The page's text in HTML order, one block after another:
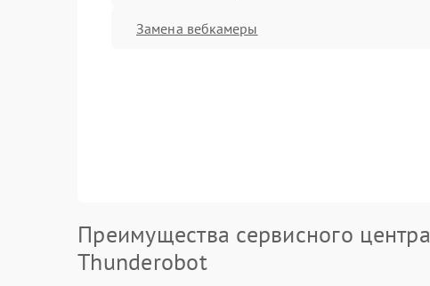
Замена вебкамеры
Преимущества сервисного центра
Thunderobot